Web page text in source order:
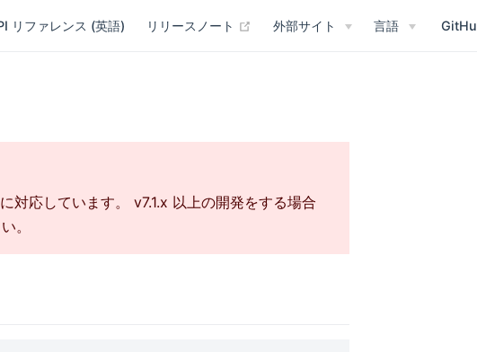
リファレンス (英語) リリースノート (opens new window)
外部サイト 言語
対応しています。 v7.1.x 以上の開発をする場合
。